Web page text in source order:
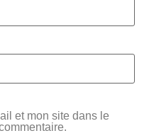
et mon site dans le